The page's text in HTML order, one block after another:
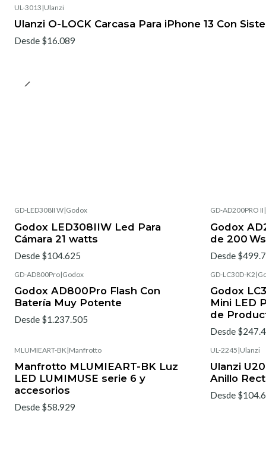
UL-3013 |Ulanzi
Ulanzi O-LOCK Carcasa Para iPhone 13 Con
Desde $16.089
GD-LED308II W|Godox
Godox LED308IIW Led Para
Cámara 21 watts
Desde $104.625
GD-AD200PRO II |
Godox
de 200 Ws
Desde
GD-AD800Pro|Godox
Godox AD800Pro Flash Con
Batería Muy Potente
Desde $1.237.505
GD-LC30D-K2 |
Godox
Mini LED
de
Desde
MLUMIEART-BK|Manfrotto
Manfrotto MLUMIEART-BK Luz
LED LUMIMUSE serie 6 y
accesorios
Desde $58.929
UL-2245 |Ulanzi
Ulanzi
Anillo
Desde